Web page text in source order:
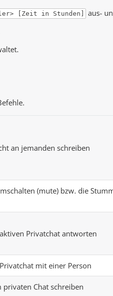
[Zeit in Stunden]
aus-
an jemanden schreiben
(mute) bzw. die
Privatchat antworten
mit einer Person
privaten Chat schreiben